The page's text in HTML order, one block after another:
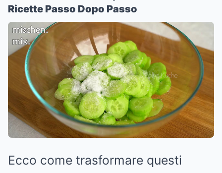
Ricette Passo Dopo Passo
Ecco come trasformare questi